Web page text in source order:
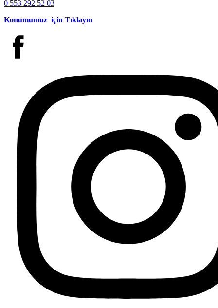
0 553 292 52 03
Konumumuz için Tıklayın